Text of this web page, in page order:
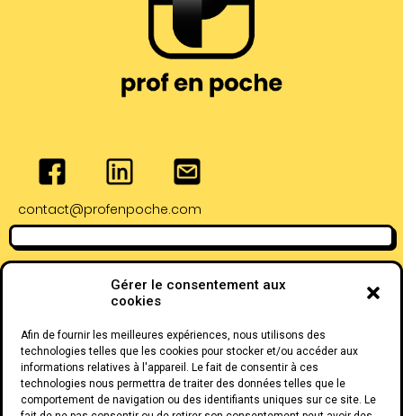
Gérer le consentement aux
cookies
Afin de fournir les meilleures expériences, nous utilisons des
technologies telles que les cookies pour stocker et/ou accéder aux
informations relatives à l'appareil. Le fait de consentir à ces
technologies nous permettra de traiter des données telles que le
comportement de navigation ou des identifiants uniques sur ce site. Le
contact@profenpoche.com
Adresse de Bayonne
28 Rue Lormand,
64100 Bayonne
Adresse de Pau :
4 Rue Serviez,